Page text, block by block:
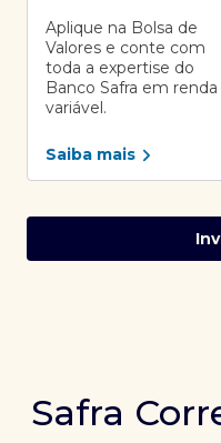
Aplique na Bolsa de
Valores e conte com
toda a expertise do
Banco Safra em renda
variável.
Saiba mais
Safra